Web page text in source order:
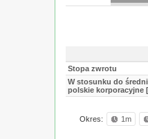
Stopa zwrotu
W stosunku do
polskie korporacyjne
Okres: 1m